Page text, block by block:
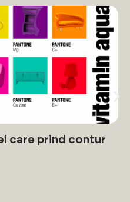
care prind contur